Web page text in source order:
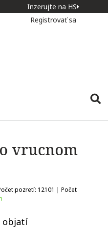
Inzerujte na HS
Registrovať sa
vrucnom
pozretí: 12101 | Počet
objatí